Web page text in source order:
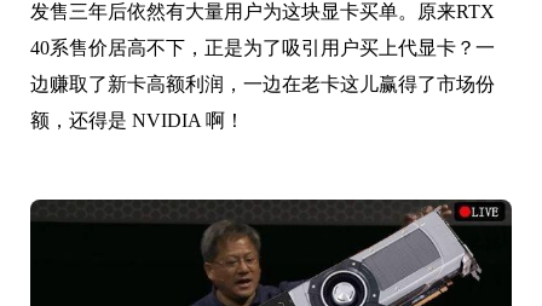
发售三年后依然有大量用户为这块显卡买单。原来RTX
40系售价居高不下，正是为了吸引用户买上代显卡？一
边赚取了新卡高额利润，一边在老卡这儿赢得了市场份
额，还得是 NVIDIA 啊！